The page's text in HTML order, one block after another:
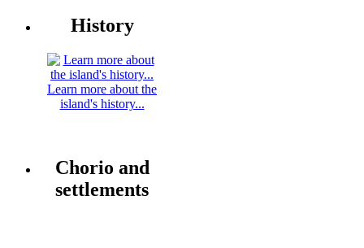
History
Learn more about the
island's history...
Chorio and
settlements